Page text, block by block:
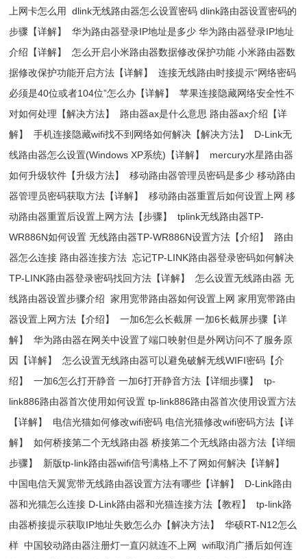
上网卡怎么用 dlink无线路由器怎么设置密码 dlink路由器设置密码的
步骤【详解】
华为路由器登录IP地址是多少 华为路由器登录IP地址
介绍【详解】
怎么开启小米路由器数据修改保护功能 小米路由器数
据修改保护功能开启方法【详解】
连接无线路由时接提示“网络密码
必须是40位或者104位”怎么办【详解】
苹果连接隐藏网络安全性不
对如何处理【解决方法】
路由器ax是什么意思 路由器ax介绍【详
解】
手机连接隐藏wifi找不到网络如何解决【解决方法】
D-Link无
线路由器怎么设置(Windows XP系统)【详解】
mercury水星路由器
如何升级软件【升级方法】
移动路由器管理员密码是多少 移动路由
器管理员密码获取方法【详解】
移动路由器重置后如何设置上网 移
动路由器重置后设置上网方法【步骤】
tplink无线路由器TP-
WR886N如何设置 无线路由器TP-WR886N设置方法【介绍】
路由
器怎么连接 路由器连接方法 忘记TP-LINK路由器登录密码如何解决
TP-LINK路由器登录密码找回方法【详解】
怎么设置无线路由器 无
线路由器设置步骤介绍 家用宽带路由器如何设置上网 家用宽带路由
器设置上网方法【介绍】
一加6怎么长截屏 一加6长截屏步骤【详
解】
华为路由器在网关中设置了端口映射但是外网访问不了服务原
因【详解】
怎么设置无线路由器可以避免破解无线WIFI密码【介
绍】
一加6怎么打开静音 一加6打开静音方法【详细步骤】
tp-
link886路由器首次使用如何设置 tp-link886路由器首次使用设置方法
【详解】
电信光猫如何修改wifi密码 电信光猫修改wifi密码方法【详
解】
如何桥接第二个无线路由器 桥接第二个无线路由器方法【详细
步骤】
新版tp-link路由器wifi信号满格上不了网如何解决【详解】
中国电信天翼宽带无线路由器设置方法有哪些【详解】
D-Link路由
器和光猫怎么连接 D-Link路由器和光猫连接方法【教程】
tp-link路
由器桥接提示获取IP地址失败怎么办【解决方法】
华硕RT-N12怎么
样 中国较动路由器注册灯一直闪就连不上网 wifi取消广播后如何连